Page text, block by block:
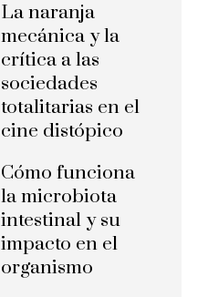
La naranja
mecánica y la
crítica a las
sociedades
totalitarias en el
cine distópico
Cómo funciona
la microbiota
intestinal y su
impacto en el
organismo